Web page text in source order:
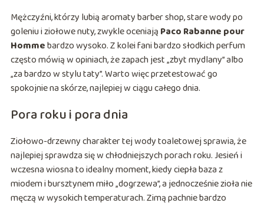
Mężczyźni, którzy lubią aromaty barber shop, stare wody po
goleniu i ziołowe nuty, zwykle oceniają Paco Rabanne pour
Hommebardzo wysoko. Z kolei fani bardzo słodkich perfum
często mówią w opiniach, że zapach jest „zbyt mydlany” albo
„za bardzo w stylu taty”. Warto więc przetestować go
spokojnie na skórze, najlepiej w ciągu całego dnia.
Pora roku i pora dnia
Ziołowo-drzewny charakter tej wody toaletowej sprawia, że
najlepiej sprawdza się w chłodniejszych porach roku. Jesień i
wczesna wiosna to idealny moment, kiedy ciepła baza z
miodem i bursztynem miło „dogrzewa”, a jednocześnie zioła nie
męczą w wysokich temperaturach. Zimą pachnie bardzo